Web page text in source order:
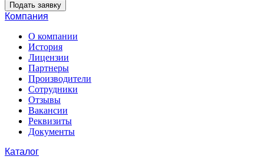
Подать заявку
Компания
О компании
История
Лицензии
Партнеры
Производители
Сотрудники
Отзывы
Вакансии
Реквизиты
Документы
Каталог